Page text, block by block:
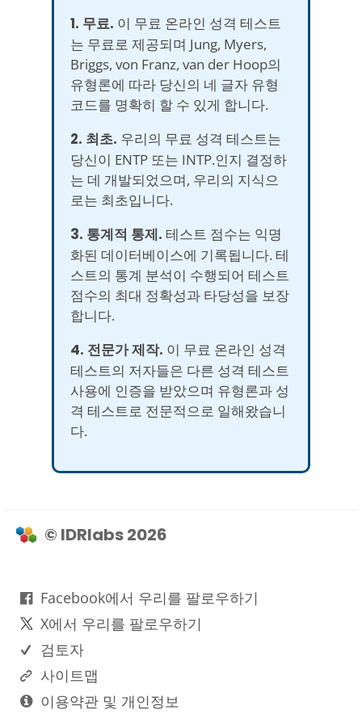
1. 무료. 이 무료 온라인 성격 테스트
는 무료로 제공되며 Jung, Myers,
Briggs, von Franz, van der Hoop의
유형론에 따라 당신의 네 글자 유형
코드를 명확히 할 수 있게 합니다.
2. 최초. 우리의 무료 성격 테스트는
당신이 ENTP 또는 INTP.인지 결정하
는 데 개발되었으며, 우리의 지식으
로는 최초입니다.
3. 통계적 통제. 테스트 점수는 익명
화된 데이터베이스에 기록됩니다. 테
스트의 통계 분석이 수행되어 테스트
점수의 최대 정확성과 타당성을 보장
합니다.
4. 전문가 제작. 이 무료 온라인 성격
테스트의 저자들은 다른 성격 테스트
사용에 인증을 받았으며 유형론과 성
격 테스트로 전문적으로 일해왔습니
다.
© IDRlabs 2026
Facebook에서 우리를 팔로우하기
X에서 우리를 팔로우하기
검토자
사이트맵
이용약관 및 개인정보